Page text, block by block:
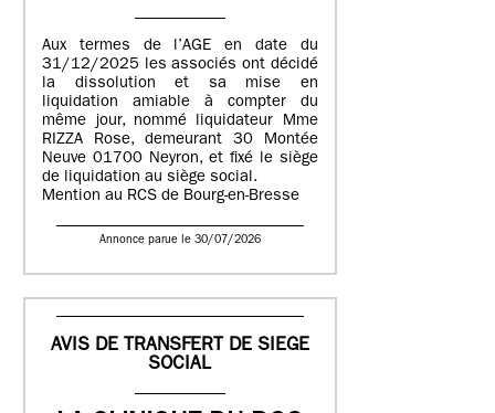
Aux termes de l’AGE en date du
31/12/2025 les associés ont décidé
la dissolution et sa mise en
liquidation amiable à compter du
même jour, nommé liquidateur Mme
RIZZA Rose, demeurant 30 Montée
Neuve 01700 Neyron, et fixé le siège
de liquidation au siège social.
Mention au RCS de Bourg-en-Bresse
Annonce parue le 30/07/2026
AVIS DE TRANSFERT DE SIEGE
SOCIAL